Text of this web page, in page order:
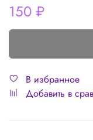
150 ₽
В избранное
Добавить в